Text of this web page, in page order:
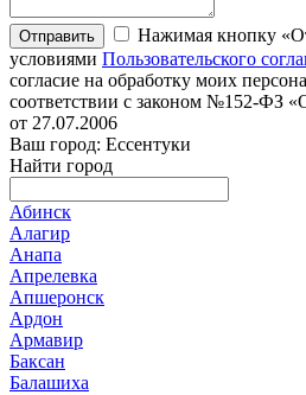
Отправить
Нажимая кнопку
условиями Пользовательского
согласие на обработку моих
соответствии с законом №152-ФЗ
от 27.07.2006
Ваш город: Ессентуки
Найти город
Абинск
Алагир
Анапа
Апрелевка
Апшеронск
Ардон
Армавир
Баксан
Балашиха